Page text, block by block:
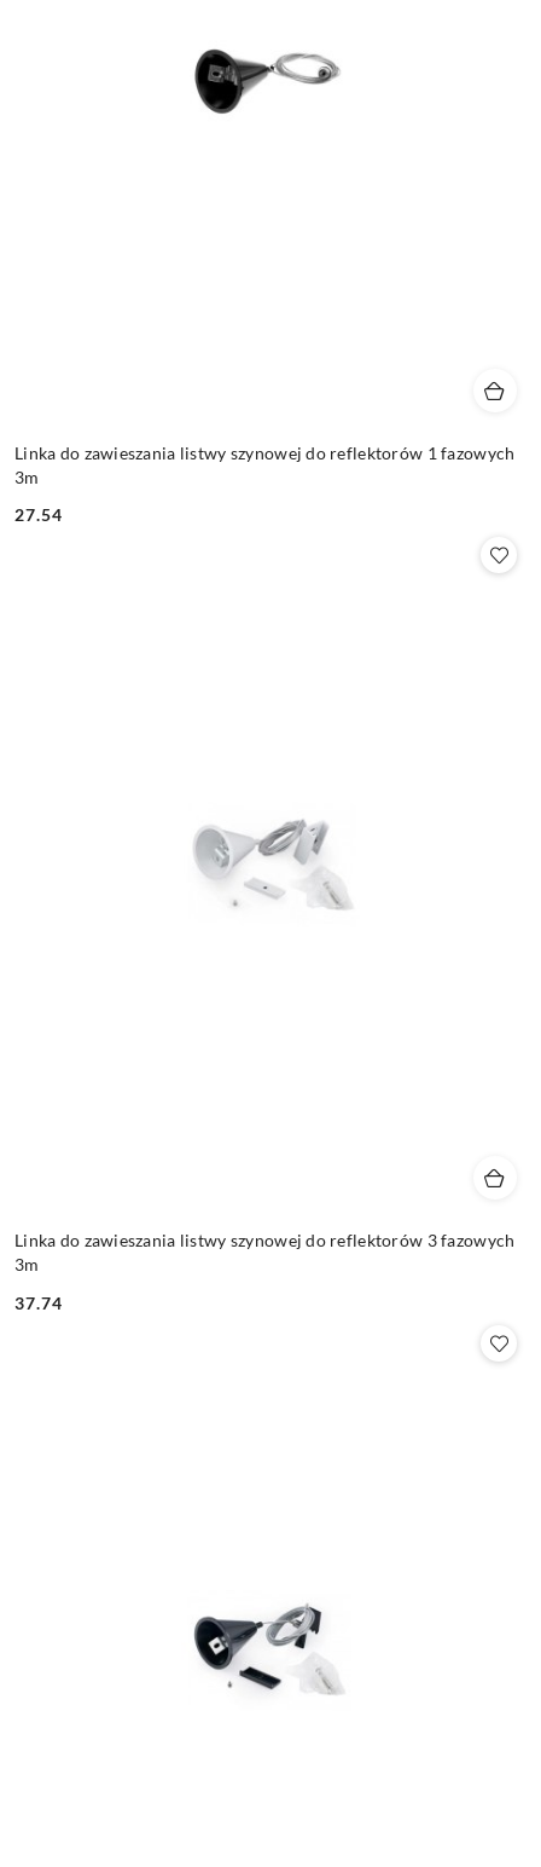
Linka do zawieszania listwy szynowej do reflektorów 1 fazowych
3m
Cena:
27.54
Linka do zawieszania listwy szynowej do reflektorów 3 fazowych
3m
Cena:
37.74